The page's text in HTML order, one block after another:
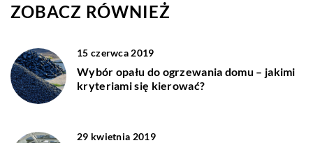
ZOBACZ RÓWNIEŻ
15 czerwca 2019
Wybór opału do ogrzewania domu – jakimi
kryteriami się kierować?
29 kwietnia 2019